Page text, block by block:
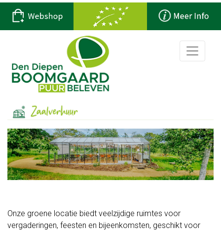
Op
erf
Hoevewinkel
Winkelcafe
De
Rondleidingen
Onze groene locatie biedt veelzijdige ruimtes voor
vergaderingen, feesten en bijeenkomsten, geschikt voor